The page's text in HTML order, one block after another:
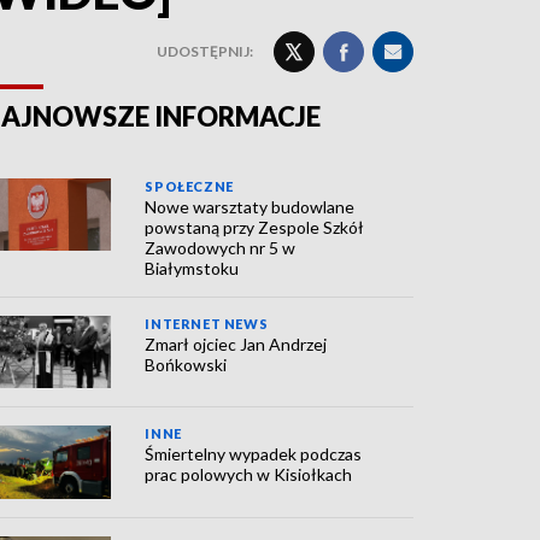
UDOSTĘPNIJ:
INFORMACJE
SPOŁECZNE
Nowe warsztaty budowlane
powstaną przy Zespole Szkół
Zawodowych nr 5 w
Białymstoku
INTERNET NEWS
Zmarł ojciec Jan Andrzej
Bońkowski
INNE
Śmiertelny wypadek podczas
prac polowych w Kisiołkach